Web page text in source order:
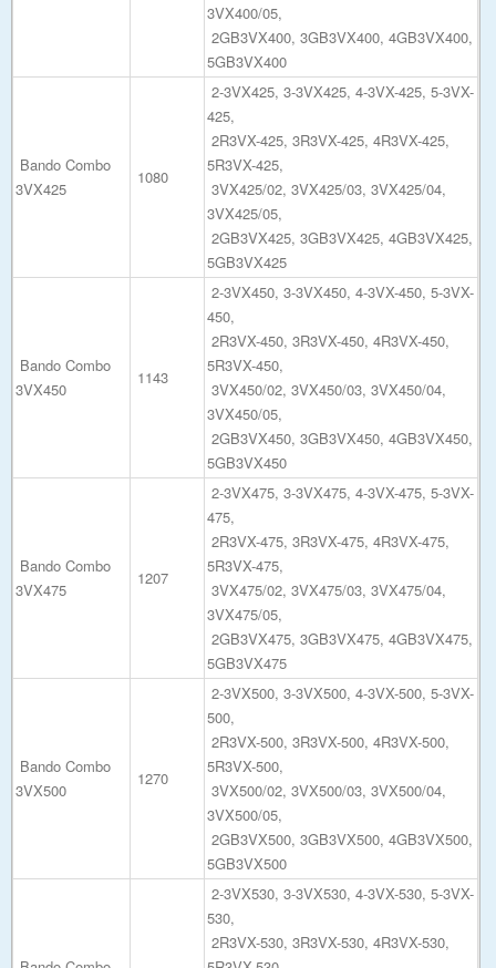
3VX400/05,
2GB3VX400, 3GB3VX400, 4GB3VX400,
5GB3VX400
Bando Combo
3VX425
1080
2-3VX425, 3-3VX425, 4-3VX-425, 5-3VX-
425,
2R3VX-425, 3R3VX-425, 4R3VX-425,
5R3VX-425,
3VX425/02, 3VX425/03, 3VX425/04,
3VX425/05,
2GB3VX425, 3GB3VX425, 4GB3VX425,
5GB3VX425
Bando Combo
3VX450
1143
2-3VX450, 3-3VX450, 4-3VX-450, 5-3VX-
450,
2R3VX-450, 3R3VX-450, 4R3VX-450,
5R3VX-450,
3VX450/02, 3VX450/03, 3VX450/04,
3VX450/05,
2GB3VX450, 3GB3VX450, 4GB3VX450,
5GB3VX450
Bando Combo
3VX475
1207
2-3VX475, 3-3VX475, 4-3VX-475, 5-3VX-
475,
2R3VX-475, 3R3VX-475, 4R3VX-475,
5R3VX-475,
3VX475/02, 3VX475/03, 3VX475/04,
3VX475/05,
2GB3VX475, 3GB3VX475, 4GB3VX475,
5GB3VX475
Bando Combo
3VX500
1270
2-3VX500, 3-3VX500, 4-3VX-500, 5-3VX-
500,
2R3VX-500, 3R3VX-500, 4R3VX-500,
5R3VX-500,
3VX500/02, 3VX500/03, 3VX500/04,
3VX500/05,
2GB3VX500, 3GB3VX500, 4GB3VX500,
5GB3VX500
2-3VX530, 3-3VX530, 4-3VX-530, 5-3VX-
530,
2R3VX-530, 3R3VX-530, 4R3VX-530,